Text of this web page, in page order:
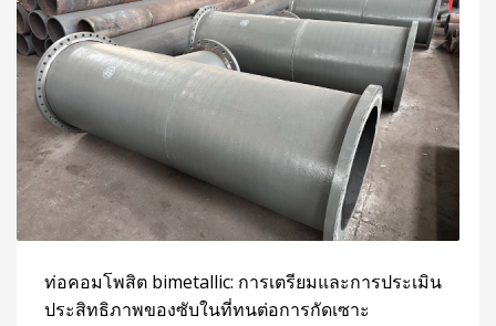
ท่อคอมโพสิต bimetallic: การเตรียมและการประเมิน
ประสิทธิภาพของซับในที่ทนต่อการกัดเซาะ